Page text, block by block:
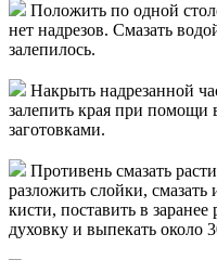
Положить по одной
нет надрезов. Смазать
залепилось.
Накрыть надрезанной
залепить края при помощи
заготовками.
Противень смазать
разложить слойки,
кисти, поставить в
духовку и выпекать около